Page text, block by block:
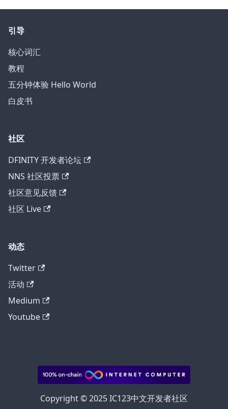
引导
核心词汇
教程
五分钟体验 Hello World
白皮书
社区
DFINITY 开发者论坛
NNS 社区投票
社区意见反馈
社区 Live
动态
Twitter
活动
Medium
Youtube
Copyright © 2025 IC123中文开发者社区